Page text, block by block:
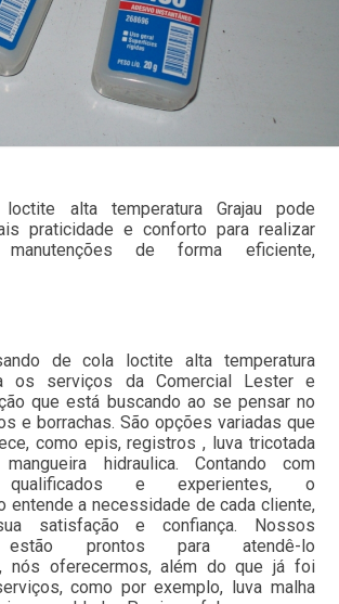
loctite alta temperatura Grajau pode
praticidade e conforto para realizar
de forma eficiente,
de cola loctite alta temperatura
os serviços da Comercial Lester e
que está buscando ao se pensar no
e borrachas. São opções variadas que
como epis, registros , luva tricotada
hidraulica. Contando com
qualificados e experientes, o
entende a necessidade de cada cliente,
satisfação e confiança. Nossos
estão prontos para atendê-lo
nós oferecermos, além do que já foi
como por exemplo, luva malha